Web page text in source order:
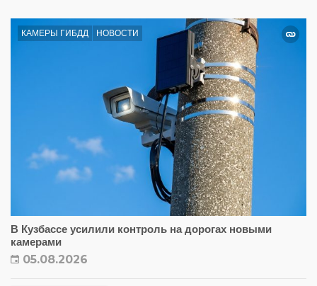
КАМЕРЫ ГИБДД НОВОСТИ
В Кузбассе усилили контроль на дорогах новыми
камерами
05.08.2026